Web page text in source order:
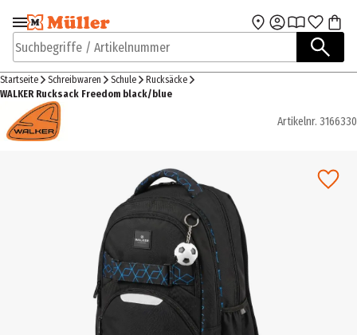
Zur Navigation
springen
Zum Hauptinhalt
Suchbegriffe / Artikelnummer
Startseite Schreibwaren Schule
Rucksäcke
WALKER Rucksack Freedom black/blue
Artikelnr. 3166330